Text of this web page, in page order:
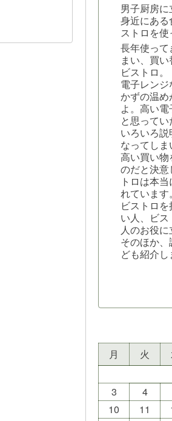
男子厨房に
身近にあ
ストロを使
長年使っ
まい、買
ビストロ。
電子レン
かずの温
よ。高い
と思って
いろいろ
なってしま
高い買い
のだと決
トロは本
れています。
ビストロ
い人、ビ
人のお役に
そのほか
ども紹介し
月
火
3
4
10
11